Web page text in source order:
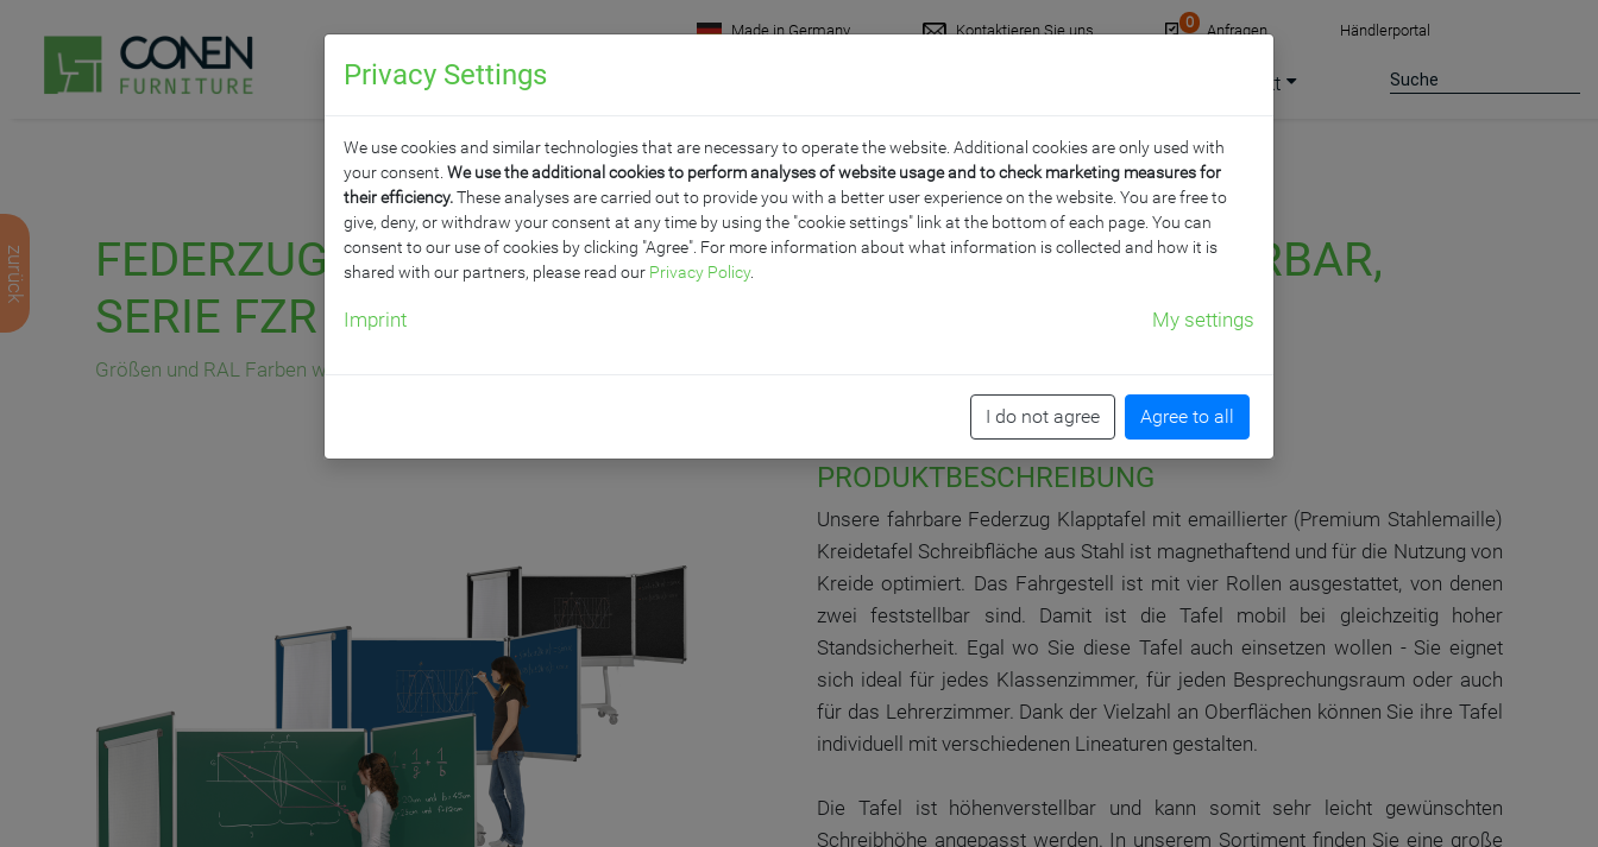
Made in Germany Kontaktieren Sie uns 0 Anfragen Händlerportal
Produkte Kontakt
zurück
FEDERZUGTAFEL AUS PREMIUM STAHLEMAILLE, FAHRBAR,
SERIE FZR E
Größen und RAL Farben wählbar
PRODUKTBESCHREIBUNG
Unsere fahrbare Federzug Klapptafel mit emaillierter (Premium Stahlemaille)
Kreidetafel Schreibfläche aus Stahl ist magnethaftend und für die Nutzung von
Kreide optimiert. Das Fahrgestell ist mit vier Rollen ausgestattet, von denen
zwei feststellbar sind. Damit ist die Tafel mobil bei gleichzeitig hoher
Standsicherheit. Egal wo Sie diese Tafel auch einsetzen wollen - Sie eignet
sich ideal für jedes Klassenzimmer, für jeden Besprechungsraum oder auch
für das Lehrerzimmer. Dank der Vielzahl an Oberflächen können Sie ihre Tafel
individuell mit verschiedenen Lineaturen gestalten.
Die Tafel ist höhenverstellbar und kann somit sehr leicht gewünschten
Schreibhöhe angepasst werden. In unserem Sortiment finden Sie eine große
Privacy Settings
We use cookies and similar technologies that are necessary to operate the website. Additional cookies are only used with
your consent. We use the additional cookies to perform analyses of website usage and to check marketing measures for
their efficiency.These analyses are carried out to provide you with a better user experience on the website. You are free to
give, deny, or withdraw your consent at any time by using the "cookie settings" link at the bottom of each page. You can
consent to our use of cookies by clicking "Agree". For more information about what information is collected and how it is
shared with our partners, please read our Privacy Policy.
Imprint My settings
I do not agree Agree to all